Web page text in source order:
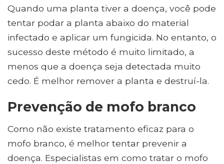
Quando uma planta tiver a doença, você pode
tentar podar a planta abaixo do material
infectado e aplicar um fungicida. No entanto, o
sucesso deste método é muito limitado, a
menos que a doença seja detectada muito
cedo. É melhor remover a planta e destruí-la.
Prevenção de mofo branco
Como não existe tratamento eficaz para o
mofo branco, é melhor tentar prevenir a
doença. Especialistas em como tratar o mofo